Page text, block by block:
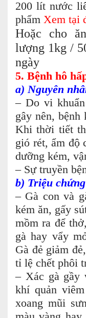
200 lít nước
phẩm Xem tại
Hoặc cho
lượng 1kg /
ngày
5. Bệnh hô
a) Nguyên
– Do vi
gây nên, bệnh
Khi thời tiết
gió rét, ẩm độ
dưỡng kém,
– Sự truyền
b) Triệu
– Gà con và
kém ăn, gấy
mồm ra để
gà hay vẩy
Gà đẻ giảm
tỉ lệ chết phôi
– Xác gà gầy
khí quản
xoang mũi